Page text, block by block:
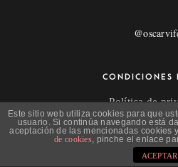
CONDICIONES
Política de
Aviso
Este sitio web utiliza cookies para que
usuario. Si continúa navegando está
aceptación de las mencionadas cookies
de cookies, pinche el enlace
ACEPTAR